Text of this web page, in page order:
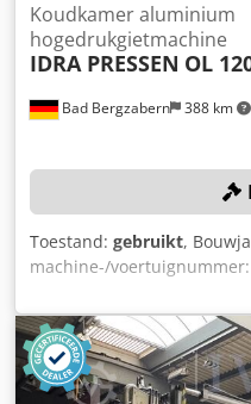
Bad Bergzabern 388 km
Koudkamer aluminium
hogedrukgietmachine
IDRA PRESSEN OL
Toestand: gebruikt,
machine-/voertuignummer:
IRB6400F, bouwjaar: 1997,
inventarisnummer:
gietautomatisering,
koelbak, machinepodium,
industriële robot als